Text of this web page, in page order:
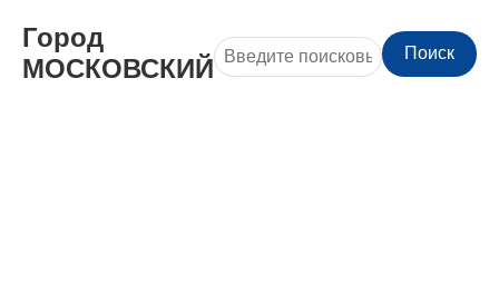
Город
МОСКОВСКИЙ
Поиск